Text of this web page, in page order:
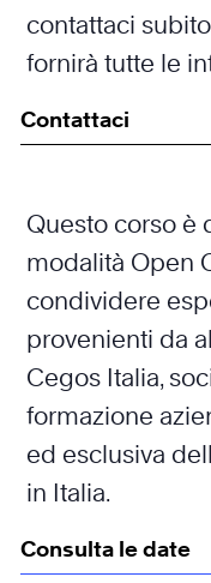
contattaci
fornirà tutte le
Contattaci
Questo corso è
modalità Open
condividere
provenienti da
Cegos Italia,
formazione
ed esclusiva
in Italia.
Consulta le date